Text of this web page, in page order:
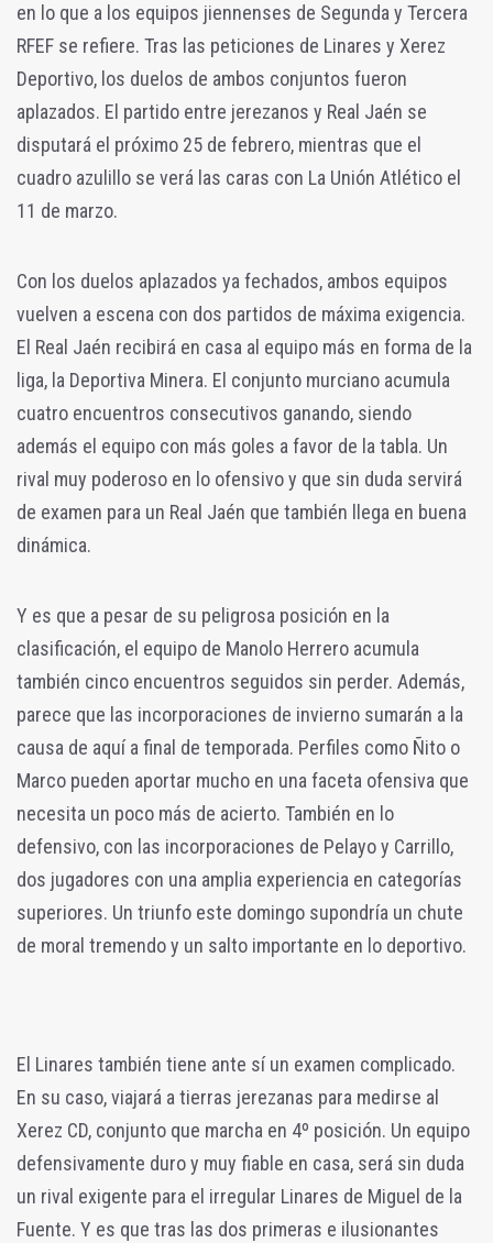
en lo que a los equipos jiennenses de Segunda y Tercera
RFEF se refiere. Tras las peticiones de Linares y Xerez
Deportivo, los duelos de ambos conjuntos fueron
aplazados. El partido entre jerezanos y Real Jaén se
disputará el próximo 25 de febrero, mientras que el
cuadro azulillo se verá las caras con La Unión Atlético el
11 de marzo.
Con los duelos aplazados ya fechados, ambos equipos
vuelven a escena con dos partidos de máxima exigencia.
El Real Jaén recibirá en casa al equipo más en forma de la
liga, la Deportiva Minera. El conjunto murciano acumula
cuatro encuentros consecutivos ganando, siendo
además el equipo con más goles a favor de la tabla. Un
rival muy poderoso en lo ofensivo y que sin duda servirá
de examen para un Real Jaén que también llega en buena
dinámica.
Y es que a pesar de su peligrosa posición en la
clasificación, el equipo de Manolo Herrero acumula
también cinco encuentros seguidos sin perder. Además,
parece que las incorporaciones de invierno sumarán a la
causa de aquí a final de temporada. Perfiles como Ñito o
Marco pueden aportar mucho en una faceta ofensiva que
necesita un poco más de acierto. También en lo
defensivo, con las incorporaciones de Pelayo y Carrillo,
dos jugadores con una amplia experiencia en categorías
superiores. Un triunfo este domingo supondría un chute
de moral tremendo y un salto importante en lo deportivo.
El Linares también tiene ante sí un examen complicado.
En su caso, viajará a tierras jerezanas para medirse al
Xerez CD, conjunto que marcha en 4º posición. Un equipo
defensivamente duro y muy fiable en casa, será sin duda
un rival exigente para el irregular Linares de Miguel de la
Fuente. Y es que tras las dos primeras e ilusionantes